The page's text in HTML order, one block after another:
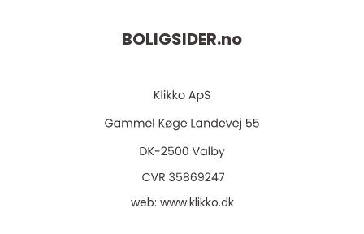
BOLIGSIDER.no
web: www.klikko.dk